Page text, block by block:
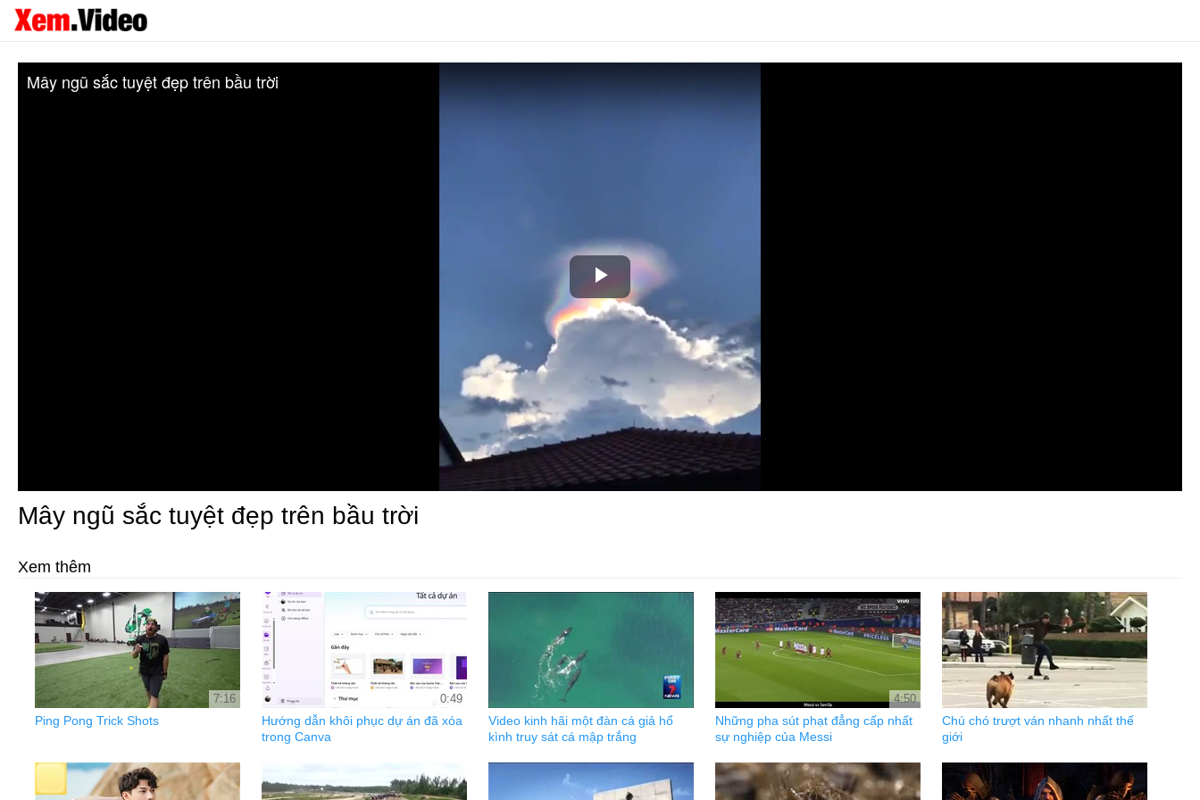
Play
Video
Mây ngũ sắc tuyệt đẹp trên bầu trời
Mây ngũ sắc tuyệt đẹp trên bầu trời
Xem thêm
7:16
Ping Pong Trick Shots
0:49
Hướng dẫn khôi phục dự án đã xóa
trong Canva
Video kinh hãi một đàn cá giả hổ
kình truy sát cá mập trắng
4:50
Những pha sút phạt đẳng cấp nhất
sự nghiệp của Messi
Chú chó trượt ván nhanh nhất thế
giới